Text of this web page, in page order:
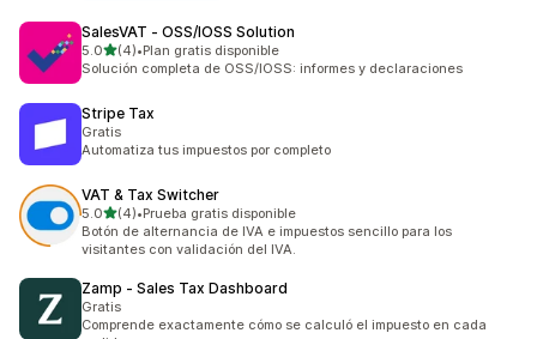
SalesVAT ‑ OSS/IOSS Solution
5.0de 5 estrellas
(4)
4 reseñas en total
•Plan gratis disponible
Solución completa de OSS/IOSS: informes y declaraciones
Stripe Tax
Gratis
Automatiza tus impuestos por completo
VAT & Tax Switcher
5.0de 5 estrellas
(4)
4 reseñas en total
•Prueba gratis disponible
Botón de alternancia de IVA e impuestos sencillo para los
visitantes con validación del IVA.
Zamp ‑ Sales Tax Dashboard
Gratis
Comprende exactamente cómo se calculó el impuesto en cada